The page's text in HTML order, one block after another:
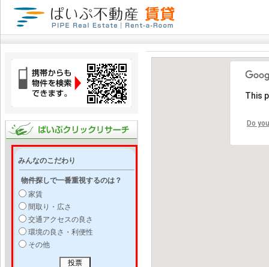
みんなのこだわり
物件探しで一番重視するのは？
家賃
間取り・広さ
交通アクセスの良さ
環境の良さ・利便性
その他
This
Do